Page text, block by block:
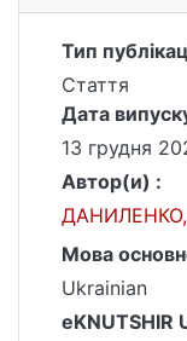
Тип
Стаття
Дата
13 грудня
Автор(и) :
ДАНИЛЕНКО,
Мова
Ukrainian
eKNUTSHIR